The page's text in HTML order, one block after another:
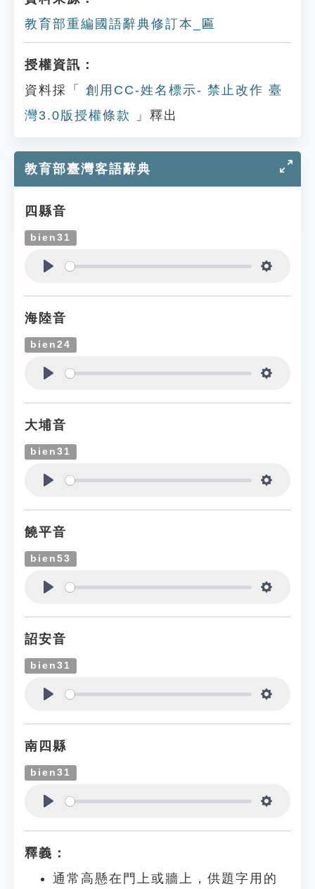
教育部重編國語辭典修訂本_匾
授權資訊：
資料採「
創用CC-姓名標示- 禁止改作 臺
灣3.0版授權條款
」釋出
教育部臺灣客語辭典
四縣音
bien31
海陸音
bien24
大埔音
bien31
饒平音
bien53
詔安音
bien31
南四縣
bien31
釋義：
通常高懸在門上或牆上，供題字用的